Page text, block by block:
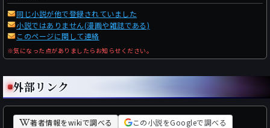
同じ小説が他で登録されていました
小説ではありません(漫画や雑誌である)
このページに関して連絡
※気になった点がありましたらお知らせください。
外部リンク
著者情報をwikiで調べる
この小説をGoogleで調べる